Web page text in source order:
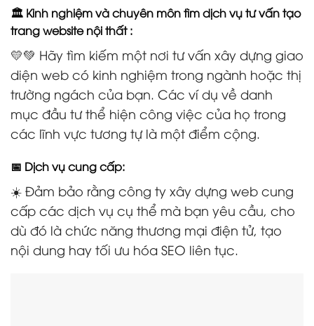
🏛️ Kinh nghiệm và chuyên môn tìm dịch vụ tư vấn tạo
trang website nội thất :
💛💚 Hãy tìm kiếm một nơi tư vấn xây dựng giao
diện web có kinh nghiệm trong ngành hoặc thị
trường ngách của bạn. Các ví dụ về danh
mục đầu tư thể hiện công việc của họ trong
các lĩnh vực tương tự là một điểm cộng.
📅 Dịch vụ cung cấp:
☀️ Đảm bảo rằng công ty xây dựng web cung
cấp các dịch vụ cụ thể mà bạn yêu cầu, cho
dù đó là chức năng thương mại điện tử, tạo
nội dung hay tối ưu hóa SEO liên tục.